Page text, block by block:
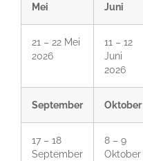
Mei Juni
21 – 22 Mei
2026
11 – 12
Juni
2026
September Oktober
17 – 18
September
8 – 9
Oktober